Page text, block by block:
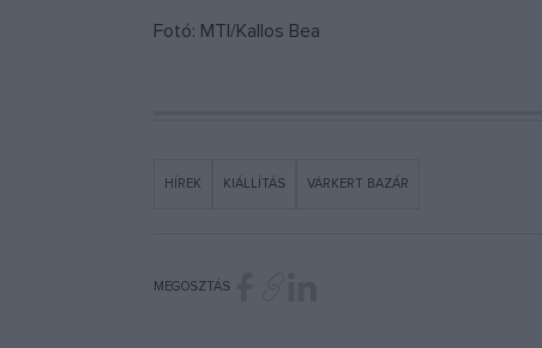
Fotó: MTI/Kallos Bea
HÍREK KIÁLLÍTÁS VÁRKERT BAZÁR
MEGOSZTÁS